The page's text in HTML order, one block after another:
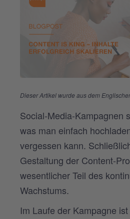
Dieser Artikel wurde aus dem
Social-Media-Kampagnen
was man einfach
vergessen kann.
Gestaltung der Content-
wesentlicher Teil des
Wachstums.
Im Laufe der Kampagne